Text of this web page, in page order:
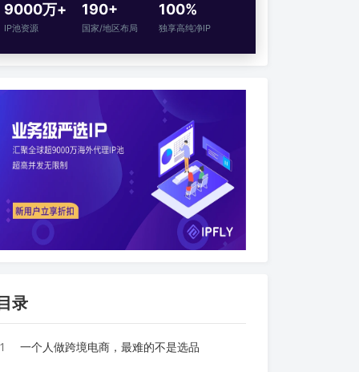
9000万+
IP池资源
190+
国家/地区布局
100%
独享高纯净IP
录
1 一个人做跨境电商，最难的不是选品